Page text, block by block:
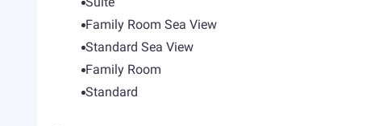
Family Room Sea View
Standard Sea View
Family Room
Standard